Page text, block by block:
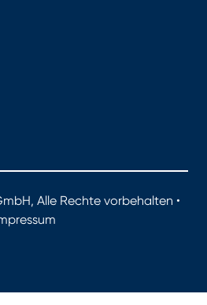
Alle Rechte vorbehalten •